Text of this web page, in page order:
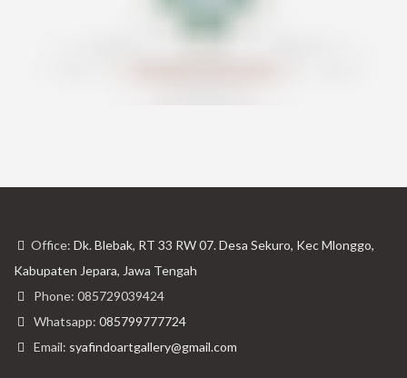
Office: Dk. Blebak, RT 33 RW 07. Desa Sekuro, Kec Mlonggo,
Kabupaten Jepara, Jawa Tengah
Phone: 085729039424
Whatsapp: 085799777724
Email: syafindoartgallery@gmail.com